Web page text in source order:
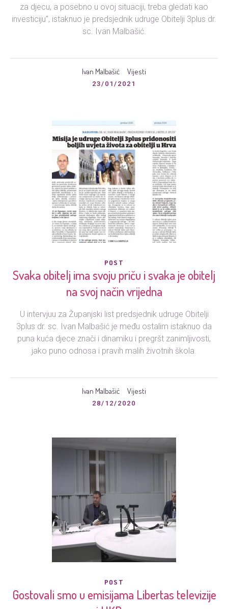
za djecu, a posebno u ovoj situaciji, treba gledati kao
investiciju", istaknuo je predsjednik udruge Obitelji 3plus dr.
sc. Ivan Malbašić.
Ivan Malbašić Vijesti
23/01/2021
POST
Svaka obitelj ima svoju priču i svaka je obitelj
na svoj način vrijedna
U intervjuu za Županjski list predsjednik udruge Obitelji
3plus dr. sc. Ivan Malbašić je među ostalim istaknuo da
puna kuća djece znači i dinamiku i pregršt zanimljivosti,
jako puno odnosa i pravih malih životnih škola.
Ivan Malbašić Vijesti
28/12/2020
POST
Gostovali smo u emisijama Libertas televizije